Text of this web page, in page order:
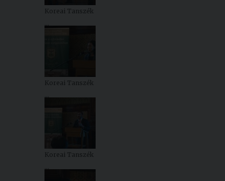
Koreai Tanszék
Koreai Tanszék
Koreai Tanszék